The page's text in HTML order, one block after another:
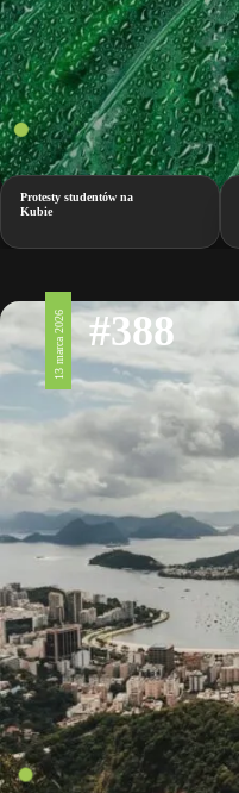
Protesty studentów na
Kubie
13 marca 2026 #388